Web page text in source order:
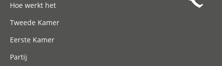
Hoe werkt het
Tweede Kamer
Eerste Kamer
Partij